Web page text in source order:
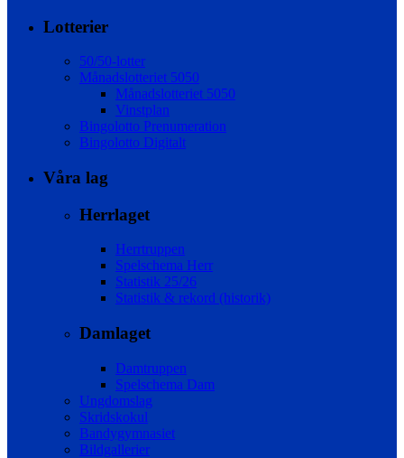
Lotterier
50/50-lotter
Månadslotteriet 5050
Månadslotteriet 5050
Vinstplan
Bingolotto Prenumeration
Bingolotto Digitalt
Våra lag
Herrlaget
Herrtruppen
Spelschema Herr
Statistik 25/26
Statistik & rekord (historik)
Damlaget
Damtruppen
Spelschema Dam
Ungdomslag
Skridskokul
Bandygymnasiet
Bildgallerier